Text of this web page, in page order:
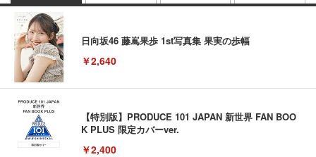
日向坂46 藤嶌果歩 1st写真集 果実の歩幅
￥2,640
【特別版】PRODUCE 101 JAPAN 新世界 FAN BOO
K PLUS 限定カバーver.
￥2,400